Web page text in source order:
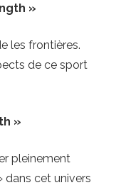
»
les frontières.
de ce sport
»
pleinement
dans cet univers